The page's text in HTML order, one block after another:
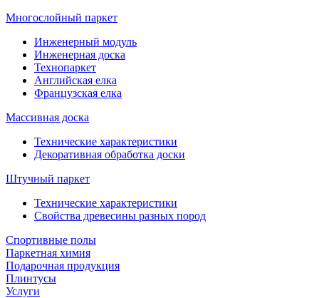
Многослойный паркет
Инженерный модуль
Инженерная доска
Технопаркет
Английская елка
Французская елка
Массивная доска
Технические характеристики
Декоративная обработка доски
Штучный паркет
Технические характеристики
Свойства древесины разных пород
Спортивные полы
Паркетная химия
Подарочная продукция
Плинтусы
Услуги